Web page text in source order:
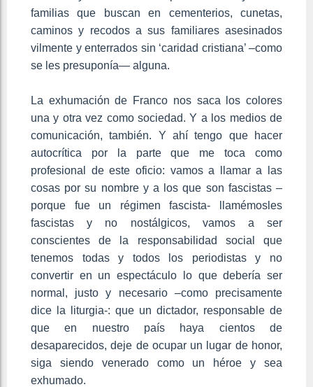
familias que buscan en cementerios, cunetas,
caminos y recodos a sus familiares asesinados
vilmente y enterrados sin ‘caridad cristiana’ –como
se les presuponía— alguna.
La exhumación de Franco nos saca los colores
una y otra vez como sociedad. Y a los medios de
comunicación, también. Y ahí tengo que hacer
autocrítica por la parte que me toca como
profesional de este oficio: vamos a llamar a las
cosas por su nombre y a los que son fascistas –
porque fue un régimen fascista- llamémosles
fascistas y no nostálgicos, vamos a ser
conscientes de la responsabilidad social que
tenemos todas y todos los periodistas y no
convertir en un espectáculo lo que debería ser
normal, justo y necesario –como precisamente
dice la liturgia-: que un dictador, responsable de
que en nuestro país haya cientos de
desaparecidos, deje de ocupar un lugar de honor,
siga siendo venerado como un héroe y sea
exhumado.